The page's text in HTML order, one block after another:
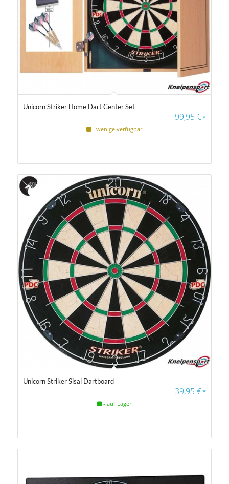
4.50
Unicorn Striker Home Dart Center Set
99,95€*
- wenige verfügbar
5.00
Unicorn Striker Sisal Dartboard
39,95€*
- auf Lager